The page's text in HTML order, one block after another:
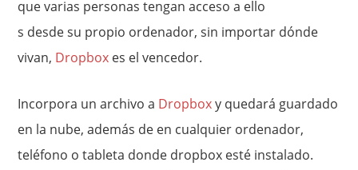
que varias personas tengan acceso a ello
s desde su propio ordenador, sin importar dónde
vivan, Dropbox es el vencedor.
Incorpora un archivo a Dropboxy quedará guardado
en la nube, además de en cualquier ordenador,
teléfono o tableta donde dropbox esté instalado.